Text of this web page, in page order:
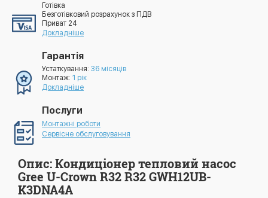
Готівка
Безготівковий розрахунок з ПДВ
Приват 24
Докладніше
Гарантія
Устаткування: 36 місяців
Монтаж: 1 рік
Докладніше
Послуги
Монтажні роботи
Сервісне обслуговування
Опис: Кондиціонер тепловий насос
Gree U-Crown R32 R32 GWH12UB-
K3DNA4A